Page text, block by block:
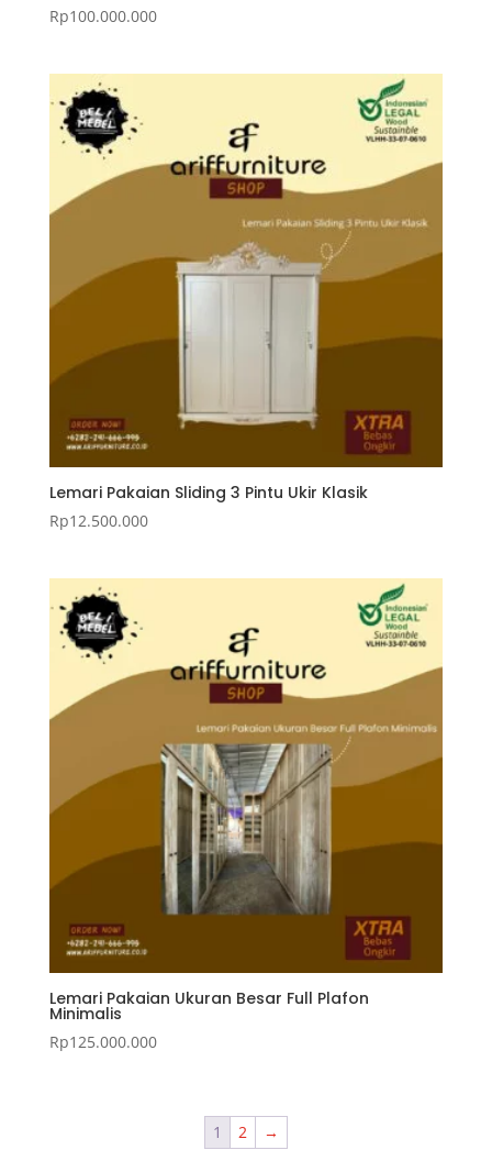
Rp100.000.000
Lemari Pakaian Sliding 3 Pintu Ukir Klasik
Rp12.500.000
Lemari Pakaian Ukuran Besar Full Plafon
Minimalis
Rp125.000.000
1 2 →